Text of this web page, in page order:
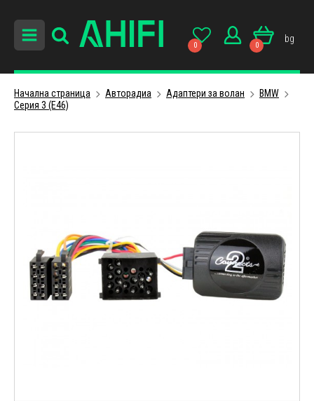
0 0
bg
Начална страница Авторадиa Адаптери за волан
BMW
Серия 3 (E46)